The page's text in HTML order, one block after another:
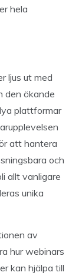
hela
ljus ut med
den ökande
plattformar
att hantera
och
allt vanligare
unika
av
hur webinars
kan hjälpa till